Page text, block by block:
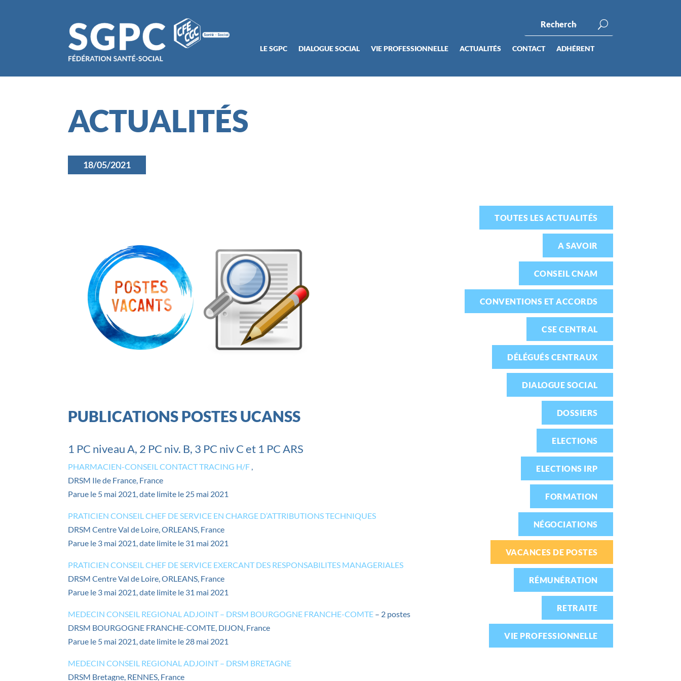
LE SGPC DIALOGUE SOCIAL VIE PROFESSIONNELLE ACTUALITÉS CONTACT ADHÉRENT
ACTUALITÉS
18/05/2021
PUBLICATIONS POSTES UCANSS
1 PC niveau A, 2 PC niv. B, 3 PC niv C et 1 PC ARS
PHARMACIEN-CONSEIL CONTACT TRACING H/F ,
DRSM Ile de France, France
Parue le 5 mai 2021, date limite le 25 mai 2021
PRATICIEN CONSEIL CHEF DE SERVICE EN CHARGE D’ATTRIBUTIONS TECHNIQUES
DRSM Centre Val de Loire, ORLEANS, France
Parue le 3 mai 2021, date limite le 31 mai 2021
PRATICIEN CONSEIL CHEF DE SERVICE EXERCANT DES RESPONSABILITES MANAGERIALES
DRSM Centre Val de Loire, ORLEANS, France
Parue le 3 mai 2021, date limite le 31 mai 2021
MEDECIN CONSEIL REGIONAL ADJOINT – DRSM BOURGOGNE FRANCHE-COMTE – 2 postes
DRSM BOURGOGNE FRANCHE-COMTE, DIJON, France
Parue le 5 mai 2021, date limite le 28 mai 2021
MEDECIN CONSEIL REGIONAL ADJOINT – DRSM BRETAGNE
DRSM Bretagne, RENNES, France
TOUTES LES ACTUALITÉS
A SAVOIR
CONSEIL CNAM
CONVENTIONS ET ACCORDS
CSE CENTRAL
DÉLÉGUÉS CENTRAUX
DIALOGUE SOCIAL
DOSSIERS
ELECTIONS
ELECTIONS IRP
FORMATION
NÉGOCIATIONS
VACANCES DE POSTES
RÉMUNÉRATION
RETRAITE
VIE PROFESSIONNELLE